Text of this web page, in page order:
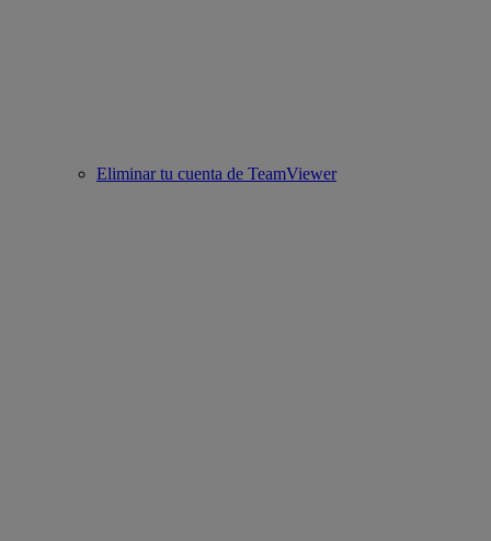
Eliminar tu cuenta de TeamViewer